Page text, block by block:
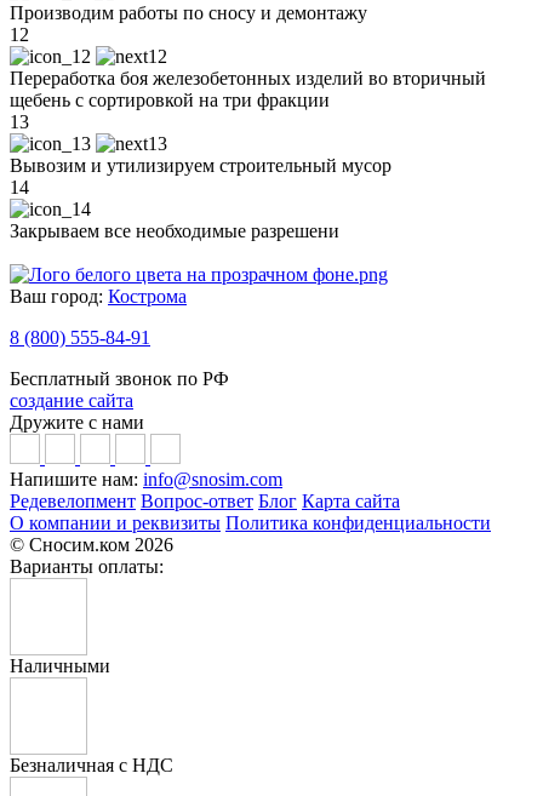
Производим работы по сносу и демонтажу
12
Переработка боя железобетонных изделий во вторичный
щебень с сортировкой на три фракции
13
Вывозим и утилизируем строительный мусор
14
Закрываем все необходимые разрешени
Ваш город: Кострома
8 (800) 555-84-91
Бесплатный звонок по РФ
создание сайта
Дружите с нами
Напишите нам: info@snosim.com
Редевелопмент Вопрос-ответ Блог Карта сайта
О компании и реквизиты Политика конфиденциальности
© Сносим.ком 2026
Варианты оплаты:
Наличными
Безналичная с НДС